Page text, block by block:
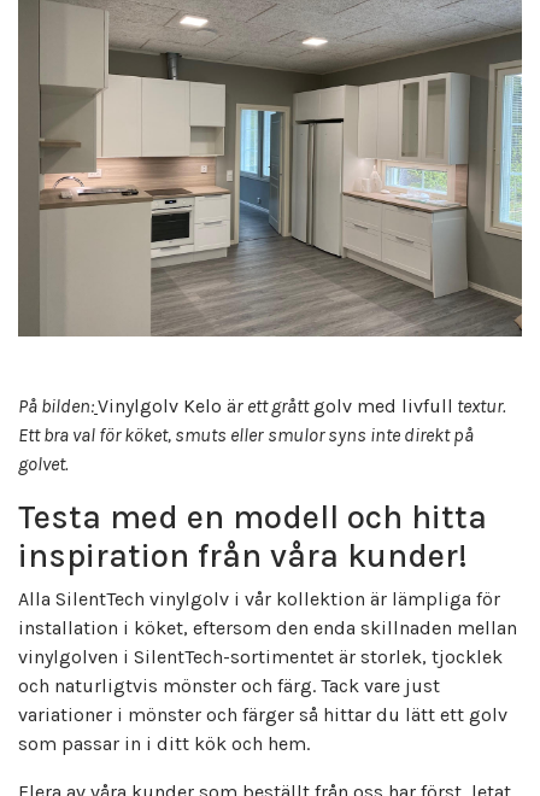
På bilden:Vinylgolv Kelo är ett gråttgolv med livfull textur.
Ett bra val för köket, smuts eller smulor syns inte direkt på
golvet.
Testa med en modell och hitta
inspiration från våra kunder!
Alla SilentTech vinylgolv i vår kollektion är lämpliga för
installation i köket, eftersom den enda skillnaden mellan
vinylgolven i SilentTech-sortimentet är storlek, tjocklek
och naturligtvis mönster och färg. Tack vare just
variationer i mönster och färger så hittar du lätt ett golv
som passar in i ditt kök och hem.